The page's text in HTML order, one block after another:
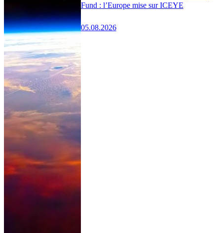
Fund : l’Europe mise sur ICEYE
05.08.2026